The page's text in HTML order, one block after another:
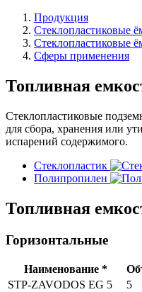
Продукция
Стеклопластиковые
Стеклопластиковые
Сферы применения
Топливная
Стеклопластиковые
для сбора, хранения или
испарений содержимого.
Стеклопластик
Полипропилен
Топливная
Горизонтальные
Наименование *
STP-ZAVODOS EG 5
5